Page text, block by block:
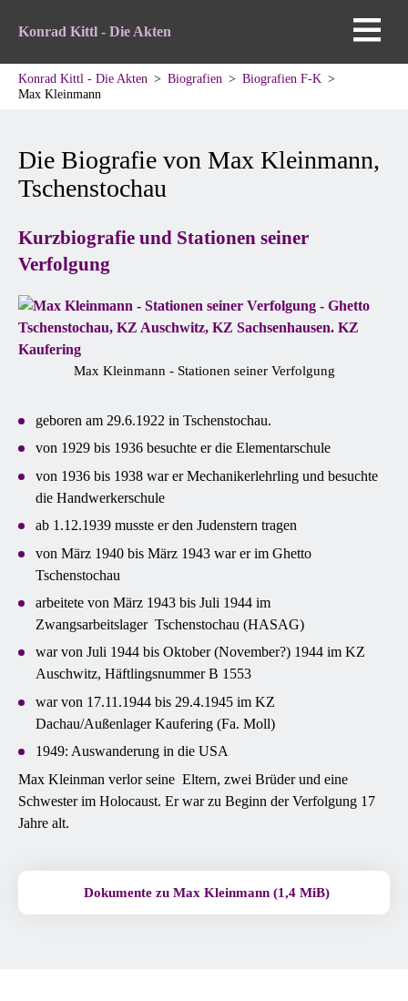
Konrad Kittl - Die Akten
Konrad Kittl - Die Akten Biografien
Biografien F-K
Max Kleinmann
Die Biografie von Max Kleinmann,
Tschenstochau
Kurzbiografie und Stationen seiner
Verfolgung
Max Kleinmann - Stationen seiner Verfolgung
geboren am 29.6.1922 in Tschenstochau.
von 1929 bis 1936 besuchte er die Elementarschule
von 1936 bis 1938 war er Mechanikerlehrling und besuchte
die Handwerkerschule
ab 1.12.1939 musste er den Judenstern tragen
von März 1940 bis März 1943 war er im Ghetto
Tschenstochau
arbeitete von März 1943 bis Juli 1944 im
Zwangsarbeitslager Tschenstochau (HASAG)
war von Juli 1944 bis Oktober (November?) 1944 im KZ
Auschwitz, Häftlingsnummer B 1553
war von 17.11.1944 bis 29.4.1945 im KZ
Dachau/Außenlager Kaufering (Fa. Moll)
1949: Auswanderung in die USA
Max Kleinman verlor seine Eltern, zwei Brüder und eine
Schwester im Holocaust. Er war zu Beginn der Verfolgung 17
Jahre alt.
Dokumente zu Max Kleinmann (1,4 MiB)